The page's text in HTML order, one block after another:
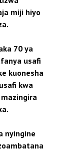
miji hiyo
70 ya
usafi
kuonesha
kwa
nyingine